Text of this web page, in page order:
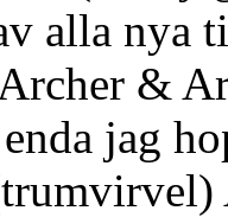
alla nya
&
jag